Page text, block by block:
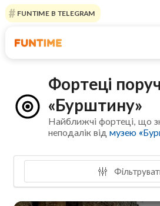
FUNTIME В TELEGRAM
Фортеці
«Бурштину»
Найближчі фортеці, що
неподалік відмузею